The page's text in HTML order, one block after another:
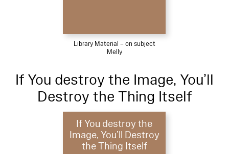
Library Material – on subject
Melly
If You destroy the Image, You’ll
Destroy the Thing Itself
If You destroy the
Image, You’ll Destroy
the Thing Itself